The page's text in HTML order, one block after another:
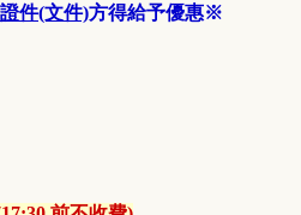
件(文件)方得給予優惠※